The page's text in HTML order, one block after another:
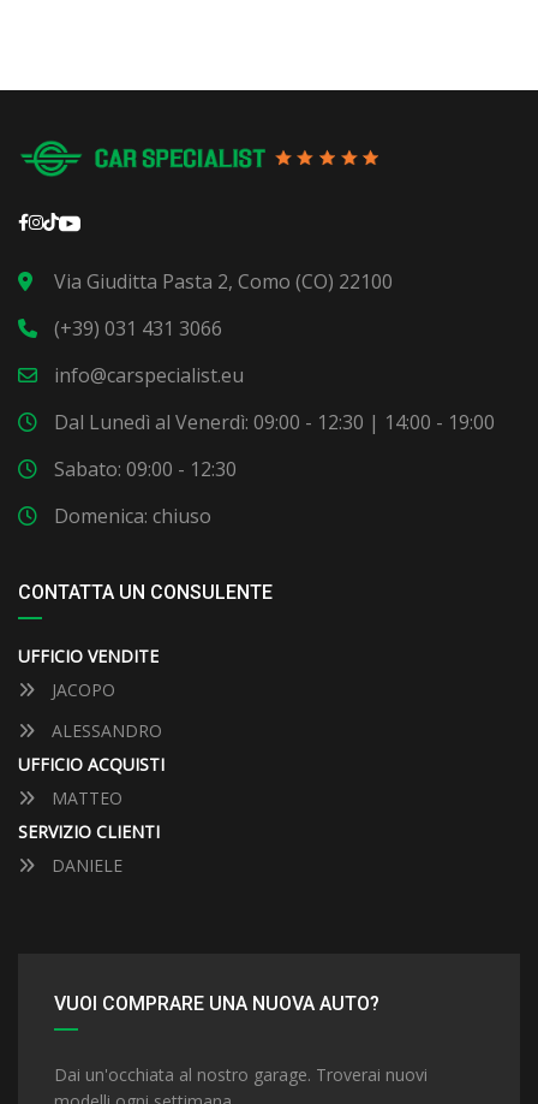
Via Giuditta Pasta 2, Como (CO) 22100
(+39) 031 431 3066
info@carspecialist.eu
Dal Lunedì al Venerdì: 09:00 - 12:30 | 14:00 - 19:00
Sabato: 09:00 - 12:30
Domenica: chiuso
CONTATTA UN CONSULENTE
UFFICIO VENDITE
JACOPO
ALESSANDRO
UFFICIO ACQUISTI
MATTEO
SERVIZIO CLIENTI
DANIELE
VUOI COMPRARE UNA NUOVA AUTO?
Dai un'occhiata al nostro garage. Troverai nuovi